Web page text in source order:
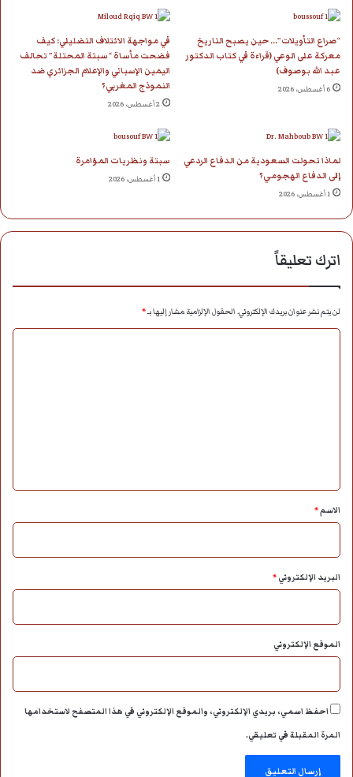
“صراع التأويلات”… حين يصبح التاريخ
معركة على الوعي (قراءة في كتاب الدكتور
عبد الله بوصوف)
6 أغسطس، 2026
في مواجهة الائتلاف التضليلي: كيف
فضحت مأساة “سبتة المحتلة” تحالف
اليمين الإسباني والإعلام الجزائري ضد
النموذج المغربي؟
2 أغسطس، 2026
لماذا تحولت السعودية من الدفاع الردعي
إلى الدفاع الهجومي؟
1 أغسطس، 2026
سبتة ونظريات المؤامرة
1 أغسطس، 2026
اترك تعليقاً
لن يتم نشر عنوان بريدك الإلكتروني.الحقول الإلزامية مشار إليها بـ*
*
الاسم*
البريد الإلكتروني*
الموقع الإلكتروني
احفظ اسمي، بريدي الإلكتروني، والموقع الإلكتروني في هذا المتصفح لاستخدامها
المرة المقبلة في تعليقي.